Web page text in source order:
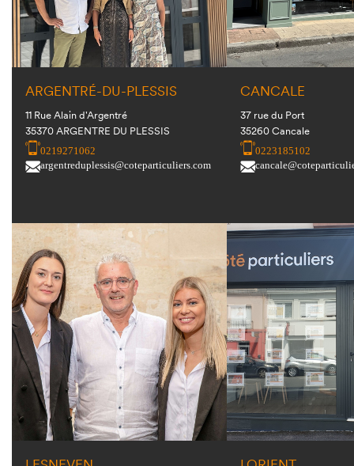
ARGENTRÉ-DU-PLESSIS
11 Rue Alain d'Argentré
35370 ARGENTRE DU PLESSIS
0219271062
argentreduplessis@coteparticuliers.com
CANCALE
37 rue du Port
35260 Cancale
0223185102